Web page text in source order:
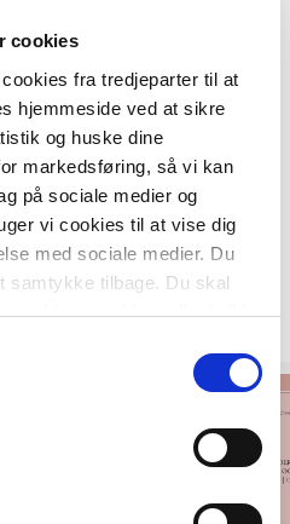
cookies
fra tredjeparter til at
hjemmeside ved at sikre
og huske dine
markedsføring, så vi kan
på sociale medier og
vi cookies til at vise dig
med sociale medier. Du
samtykke tilbage. Du skal
hjemmeside muligvis ikke